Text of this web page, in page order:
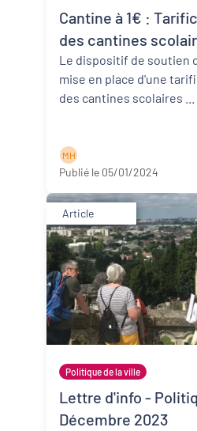
Revitalisation des
centres-villes
Dynamiques
Date de publication
Cantine à 1€ :
des cantines
soutien au respect
engagements
Le dispositif de soutien
mise en place d'une
M H
Publié le 05/01/2024
Article
Politique de la ville
Lettre d'info -
Décembre 2023